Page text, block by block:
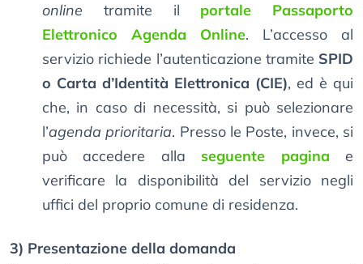
online tramite il portale Passaporto
Elettronico Agenda Online. L’accesso al
servizio richiede l’autenticazione tramite SPID
o Carta d’Identità Elettronica (CIE), ed è qui
che, in caso di necessità, si può selezionare
l’agenda prioritaria. Presso le Poste, invece, si
può accedere alla seguente pagina e
verificare la disponibilità del servizio negli
uffici del proprio comune di residenza.
3) Presentazione della domanda